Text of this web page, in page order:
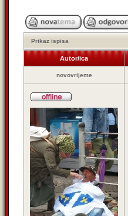
Prikaz ispisa
Autor/ica
novovrijeme